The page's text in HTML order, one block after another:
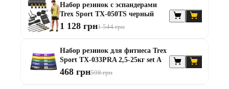
Штанги с w-образным грифом
Жилеты утяжелители
Штанги с гантелями
Диски та набори
Гантелі
Штанги
Штанги з гантелями та лавками
Набор резинок с эспандерами
Trex Sport TX-050TS черный
1 128 грн1 544 грн
Набор резинок для фитнеса Trex
Sport TX-033PRA 2,5-25кг set A
468 грн598 грн